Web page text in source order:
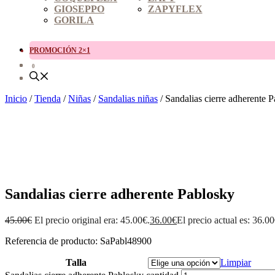
GIOSEPPO
GORILA
ZAPYFLEX
PROMOCIÓN 2×1
0
Inicio /Tienda /Niñas / Sandalias niñas / Sandalias cierre adherente
Sandalias cierre adherente Pablosky
45.00€ El precio original era: 45.00€.36.00€El precio actual es:
Referencia de producto: SaPabl48900
Talla
Limpiar